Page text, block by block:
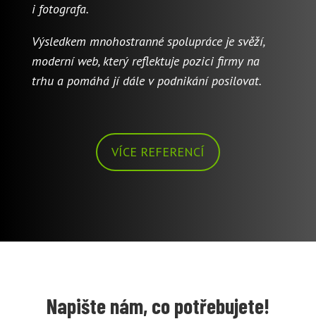
i fotografa.
Výsledkem mnohostranné spolupráce je svěží,
moderní web, který reflektuje pozici firmy na
trhu a pomáhá jí dále v podnikání posilovat.
VÍCE REFERENCÍ
Napište nám, co potřebujete!